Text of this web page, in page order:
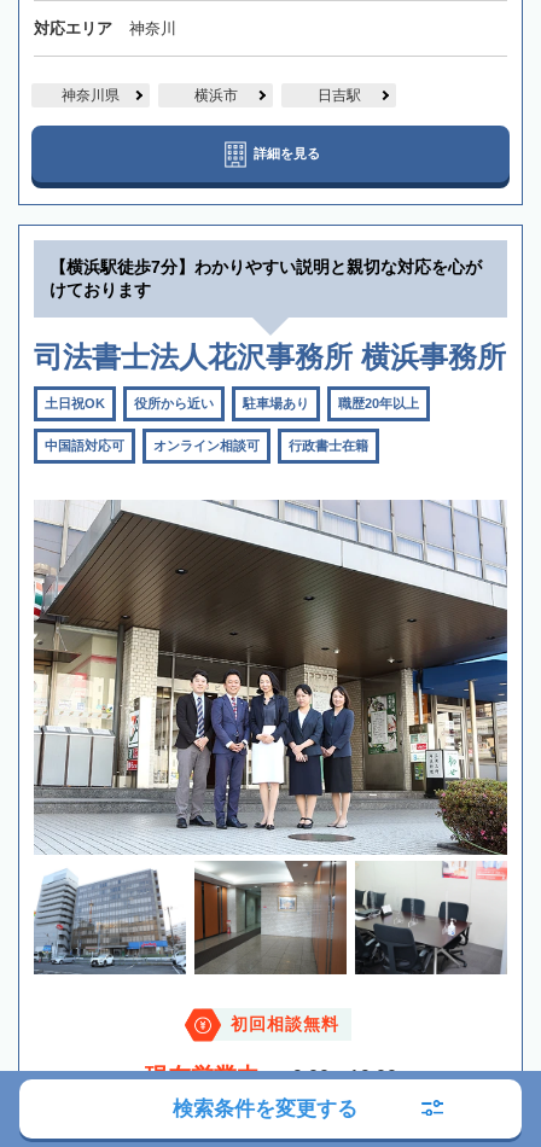
対応エリア 神奈川
神奈川県 横浜市 日吉駅
詳細を見る
【横浜駅徒歩7分】わかりやすい説明と親切な対応を心が
けております
司法書士法人花沢事務所 横浜事務所
土日祝OK 役所から近い 駐車場あり 職歴20年以上
中国語対応可 オンライン相談可 行政書士在籍
初回相談無料
現在営業中 9:00～19:00
電話する
検索条件を変更する